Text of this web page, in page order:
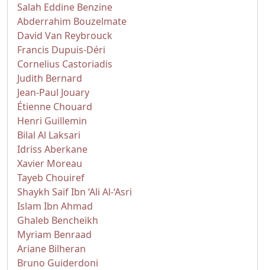
Salah Eddine Benzine
Abderrahim Bouzelmate
David Van Reybrouck
Francis Dupuis-Déri
Cornelius Castoriadis
Judith Bernard
Jean-Paul Jouary
Étienne Chouard
Henri Guillemin
Bilal Al Laksari
Idriss Aberkane
Xavier Moreau
Tayeb Chouiref
Shaykh Saif Ibn ‘Ali Al-‘Asri
Islam Ibn Ahmad
Ghaleb Bencheikh
Myriam Benraad
Ariane Bilheran
Bruno Guiderdoni